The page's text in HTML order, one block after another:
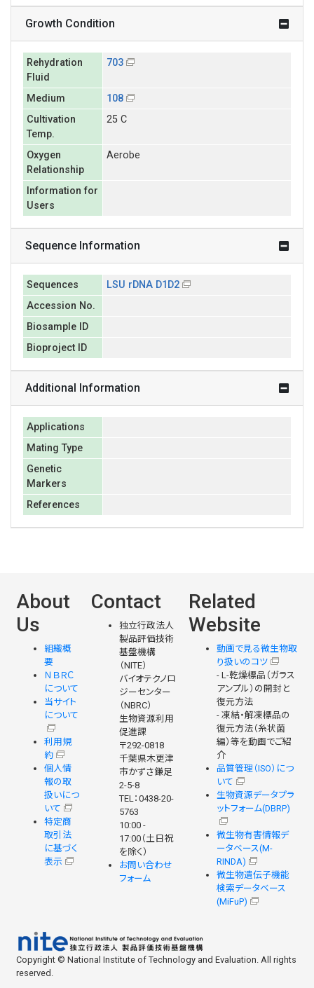
Growth Condition
Rehydration
Fluid
703
Medium
108
Cultivation
Temp.
25 C
Oxygen
Relationship
Aerobe
Information for
Users
Sequence Information
Sequences
LSU rDNA D1D2
Accession No.
Biosample ID
Bioproject ID
Additional Information
Applications
Mating Type
Genetic
Markers
References
About
Us
組織概
要
ＮＢＲＣ
について
当サイト
について
利用規
約
個人情
報の取
扱いにつ
いて
特定商
取引法
に基づく
表示
Contact
独立行政法人
製品評価技術
基盤機構
（NITE）
バイオテクノロ
ジーセンター
（NBRC）
生物資源利用
促進課
〒292-0818
千葉県木更津
市かずさ鎌足
2-5-8
TEL：0438-20-
5763
10:00 -
17:00（土日祝
を除く）
お問い合わせ
フォーム
Related
Website
動画で見る微生物取
り扱いのコツ
- L-乾燥標品（ガラス
アンプル）の開封と
復元方法
- 凍結・解凍標品の
復元方法（糸状菌
編）等を動画でご紹
介
品質管理（ISO）につ
いて
生物資源データプラ
ットフォーム(DBRP)
微生物有害情報デ
ータベース(M-
RINDA)
微生物遺伝子機能
検索データベース
(MiFuP)
Copyright © National Institute of Technology and Evaluation. All rights
reserved.